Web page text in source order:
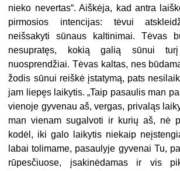
nieko nevertas“. Aiškėja, kad antra
pirmosios intencijas: tėvui
neišsakyti sūnaus kaltinimai. Tėvas
nesupratęs, kokią galią sūnui
nuosprendžiai. Tėvas kaltas, nes
žodis sūnui reiškė įstatymą, pats
jam liepęs laikytis. „Taip pasaulis man
vienoje gyvenau aš, vergas, privaląs
man vienam sugalvoti ir kurių aš, nė
kodėl, iki galo laikytis niekaip
labai tolimame, pasaulyje gyvenai Tu,
rūpesčiuose, įsakinėdamas ir vis